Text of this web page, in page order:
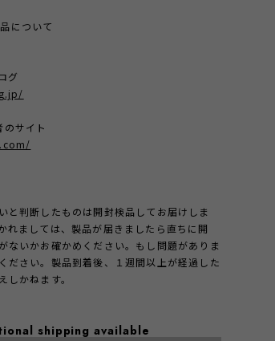
について
グ
サイト
と判断したものは開封検品してお届けしま
れましては、製品が届きましたら直ちに開
ないかお確かめください。もし問題がありま
ださい。製品到着後、１週間以上が経過した
しかねます。
shipping available